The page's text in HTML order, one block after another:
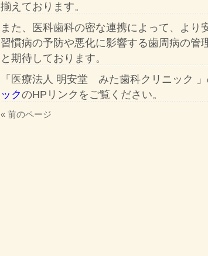
揃えております。
また、医科歯科の密な連携によって、より
習慣病の予防や悪化に影響する歯周病の管
と期待しております。
「医療法人 明安堂 みた歯科クリニック 」
ックのHPリンクをご覧ください。
« 前のページ